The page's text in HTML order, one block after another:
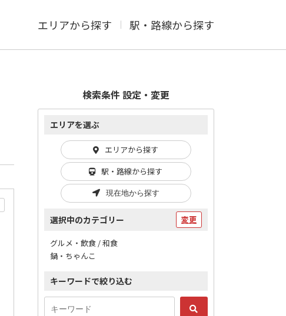
エリアから探す 駅・路線から探す
検索条件 設定・変更
エリアを選ぶ
エリアから探す
駅・路線から探す
現在地から探す
選択中のカテゴリー 変更
グルメ・飲食 / 和食
鍋・ちゃんこ
キーワードで絞り込む